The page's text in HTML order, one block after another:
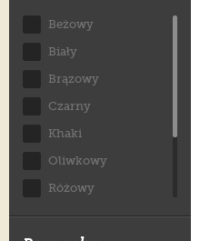
Beżowy
Biały
Brązowy
Czarny
Khaki
Oliwkowy
Różowy
Szary